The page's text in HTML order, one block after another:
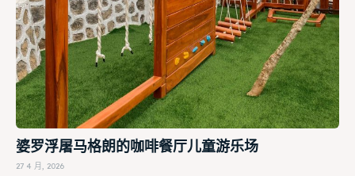
婆罗浮屠马格朗的咖啡餐厅儿童游乐场
27 4 月, 2026